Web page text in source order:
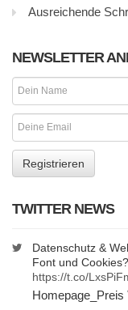
Ausreichende
NEWSLETTER
TWITTER NEWS
Datenschutz &
Font und
https://t.co/
Homepage_Preis